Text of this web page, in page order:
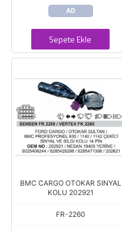
AD
Sepete Ekle
BMC CARGO OTOKAR SINYAL
KOLU 202921
FR-2260